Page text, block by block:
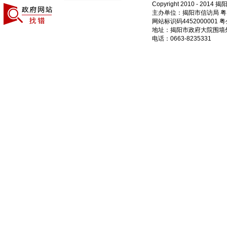
Copyright 2010 - 2014 揭
主办单位：揭阳市信访局
网站标识码4452000001
地址：揭阳市政府大院围
电话：0663-8235331